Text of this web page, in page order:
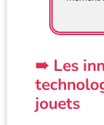
Les
jouets